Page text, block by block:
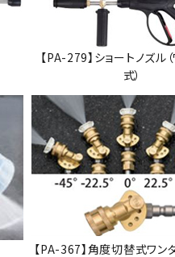
【PA-279】ショートノズル
式）
【PA-367】角度切替式ワン